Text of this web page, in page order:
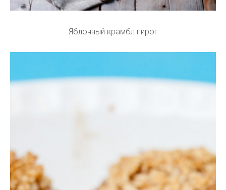
Яблочный крамбл пирог